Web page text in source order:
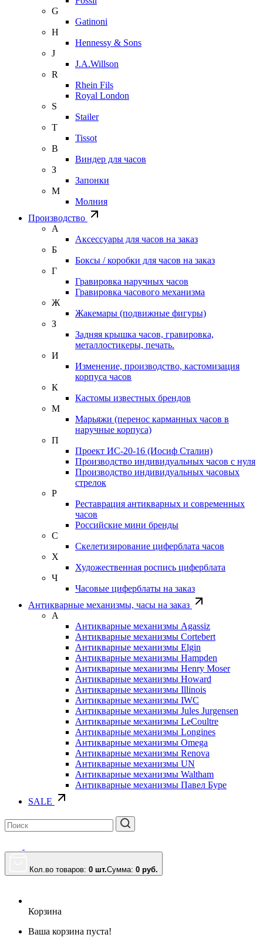
G
Gatinoni
H
Hennessy & Sons
J
J.A.Willson
R
Rhein Fils
Royal London
S
Stailer
T
Tissot
В
Виндер для часов
З
Запонки
М
Молния
Производство
А
Аксессуары для часов на заказ
Б
Боксы / коробки для часов на заказ
Г
Гравировка наручных часов
Гравировка часового механизма
Ж
Жакемары (подвижные фигуры)
З
Задняя крышка часов, гравировка,
металлостикеры, печать.
И
Изменение, производство, кастомизация
корпуса часов
К
Кастомы известных брендов
М
Марьяжи (перенос карманных часов в
наручные корпуса)
П
Проект ИС-20-16 (Иосиф Сталин)
Производство индивидуальных часов с нуля
Производство индивидуальных часовых
стрелок
Р
Реставрация антикварных и современных
часов
Российские мини бренды
С
Скелетизирование циферблата часов
Х
Художественная роспись циферблата
Ч
Часовые циферблаты на заказ
Антикварные механизмы, часы на заказ
А
Антикварные механизмы Agassiz
Антикварные механизмы Cortebert
Антикварные механизмы Elgin
Антикварные механизмы Hampden
Антикварные механизмы Henry Moser
Антикварные механизмы Howard
Антикварные механизмы Illinois
Антикварные механизмы IWC
Антикварные механизмы Jules Jurgensen
Антикварные механизмы LeCoultre
Антикварные механизмы Longines
Антикварные механизмы Omega
Антикварные механизмы Renova
Антикварные механизмы UN
Антикварные механизмы Waltham
Антикварные механизмы Павел Буре
SALE
Кол.во товаров: 0 шт.Сумма: 0 руб.
Корзина
Ваша корзина пуста!